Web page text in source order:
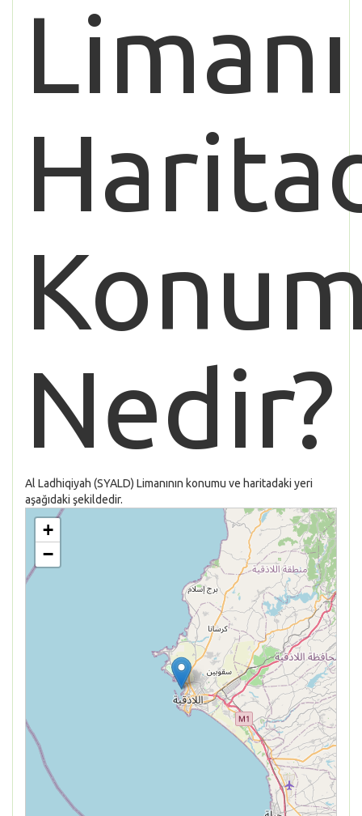
Limanı
Nedir?
Al Ladhiqiyah (SYALD) Limanının konumu ve haritadaki yeri
aşağıdaki şekildedir.
+
−